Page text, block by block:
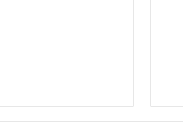
무엇이 AI 강국인가
중